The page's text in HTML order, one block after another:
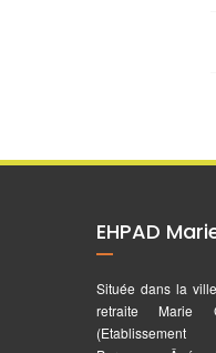
EHPAD
Située dans la
retraite Marie